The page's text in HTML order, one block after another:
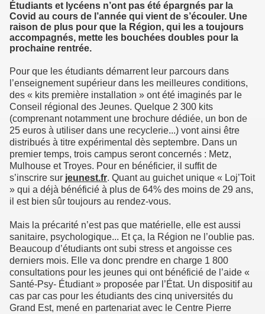
Étudiants et lycéens n’ont pas été épargnés par la
Covid au cours de l’année qui vient de s’écouler. Une
raison de plus pour que la Région, qui les a toujours
accompagnés, mette les bouchées doubles pour la
prochaine rentrée.
Pour que les étudiants démarrent leur parcours dans
l’enseignement supérieur dans les meilleures conditions,
des « kits première installation » ont été imaginés par le
Conseil régional des Jeunes. Quelque 2 300 kits
(comprenant notamment une brochure dédiée, un bon de
25 euros à utiliser dans une recyclerie...) vont ainsi être
distribués à titre expérimental dès septembre. Dans un
premier temps, trois campus seront concernés : Metz,
Mulhouse et Troyes. Pour en bénéficier, il suffit de
s’inscrire sur jeunest.fr. Quant au guichet unique « Loj’Toit
» qui a déjà bénéficié à plus de 64% des moins de 29 ans,
il est bien sûr toujours au rendez-vous.
Mais la précarité n’est pas que matérielle, elle est aussi
sanitaire, psychologique... Et ça, la Région ne l’oublie pas.
Beaucoup d’étudiants ont subi stress et angoisse ces
derniers mois. Elle va donc prendre en charge 1 800
consultations pour les jeunes qui ont bénéficié de l’aide «
Santé-Psy- Étudiant » proposée par l’État. Un dispositif au
cas par cas pour les étudiants des cinq universités du
Grand Est, mené en partenariat avec le Centre Pierre